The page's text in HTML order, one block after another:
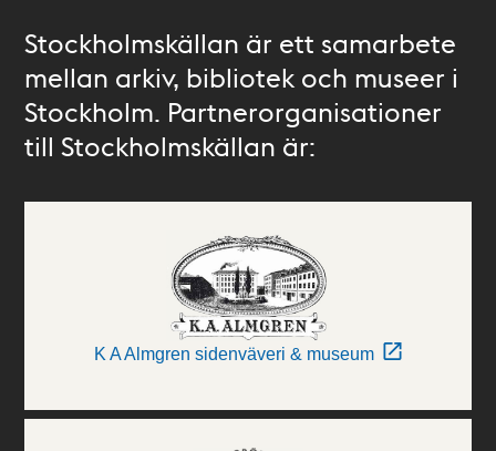
Stockholmskällan är ett samarbete
mellan arkiv, bibliotek och museer i
Stockholm. Partnerorganisationer
till Stockholmskällan är:
K A Almgren sidenväveri & museum